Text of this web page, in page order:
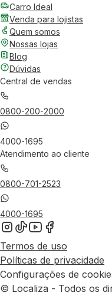
Carro Ideal
Venda para lojistas
Quem somos
Nossas lojas
Blog
Dúvidas
Central de vendas
0800-200-2000
4000-1695
Atendimento ao cliente
0800-701-2523
4000-1695
Termos de uso
Políticas de privacidade
Configurações de
© Localiza - Todos os